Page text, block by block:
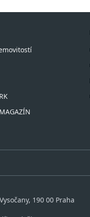
190 00 Praha